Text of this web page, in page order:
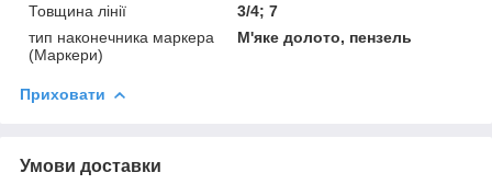
Товщина лінії
3/4; 7
тип наконечника маркера
(Маркери)
М'яке долото, пензель
Приховати
Умови доставки